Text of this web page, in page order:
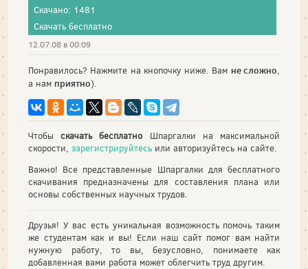
Скачано: 1481
Скачать бесплатно
12.07.08 в 00:09
Понравилось? Нажмите на кнопочку ниже. Вам не сложно,
а нам приятно).
Чтобыскачать бесплатно Шпаргалки на максимальной
скорости, зарегистрируйтесь или авторизуйтесь на сайте.
Важно! Все представленные Шпаргалки для бесплатного
скачивания предназначены для составления плана или
основы собственных научных трудов.
Друзья! У вас есть уникальная возможность помочь таким
же студентам как и вы! Если наш сайт помог вам найти
нужную работу, то вы, безусловно, понимаете как
добавленная вами работа может облегчить труд другим.